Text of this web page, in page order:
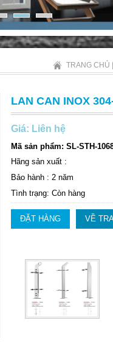
TRANG CHỦ
LAN CAN INOX
Giá: Liên hệ
Mã sản phẩm: SL-STH-
Hãng sản xuất :
Bảo hành : 2 năm
Tình trạng: Còn hàng
ĐẶT HÀNG VỀ